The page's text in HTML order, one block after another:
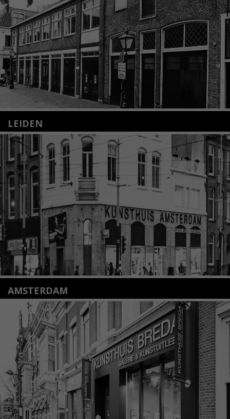
LEIDEN
Nieuwstraat 35
2312 KA Leiden
+31(0)71 – 52 84 480
info@kunsthuisleiden.nl
Lees meer
AMSTERDAM
Amstelveenseweg 135
1075 VX Amsterdam
+31 (0)20 2332546
info@kunsthuisamsterdam.nl
Lees meer